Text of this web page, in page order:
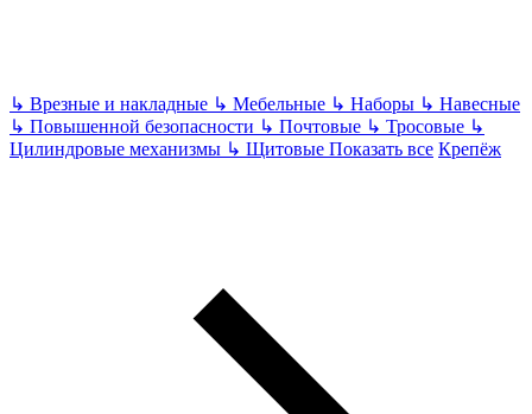
↳ Врезные и накладные ↳ Мебельные ↳ Наборы ↳ Навесные
↳ Повышенной безопасности ↳ Почтовые ↳ Тросовые ↳
Цилиндровые механизмы ↳ Щитовые Показать все Крепёж